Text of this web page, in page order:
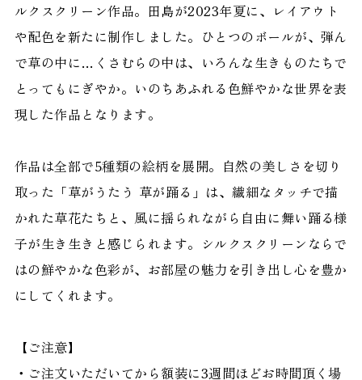
ルクスクリーン作品。田島が2023年夏に、レイアウト
や配色を新たに制作しました。ひとつのボールが、弾ん
で草の中に…くさむらの中は、いろんな生きものたちで
とってもにぎやか。いのちあふれる色鮮やかな世界を表
現した作品となります。
作品は全部で5種類の絵柄を展開。自然の美しさを切り
取った「草がうたう 草が踊る」は、繊細なタッチで描
かれた草花たちと、風に揺られながら自由に舞い踊る様
子が生き生きと感じられます。シルクスクリーンならで
はの鮮やかな色彩が、お部屋の魅力を引き出し心を豊か
にしてくれます。
【ご注意】
・ご注文いただいてから額装に3週間ほどお時間頂く場